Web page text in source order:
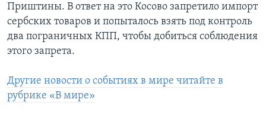
Приштины. В ответ на это Косово запретило импорт
сербских товаров и попыталось взять под контроль
два пограничных КПП, чтобы добиться соблюдения
этого запрета.
Другие новости о событиях в мире читайте в
рубрике «В мире»